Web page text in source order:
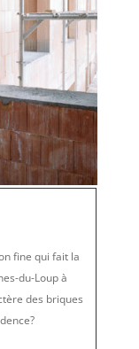
fine qui fait la
du-Loup à
des briques